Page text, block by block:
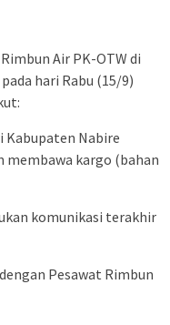
Air PK-OTW di
hari Rabu (15/9)
Kabupaten Nabire
membawa kargo (bahan
komunikasi terakhir
Pesawat Rimbun